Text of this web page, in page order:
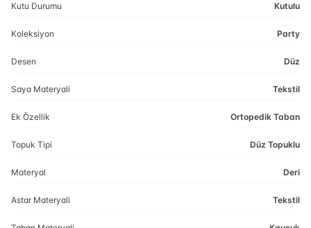
Kutu Durumu Kutulu
Koleksiyon Party
Desen Düz
Saya Materyali Tekstil
Ek Özellik Ortopedik Taban
Topuk Tipi Düz Topuklu
Materyal Deri
Astar Materyali Tekstil